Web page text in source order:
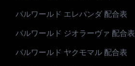
パルワールド エレパンダ 配合表
パルワールド ジオラーヴァ 配合表
パルワールド ヤクモマル 配合表